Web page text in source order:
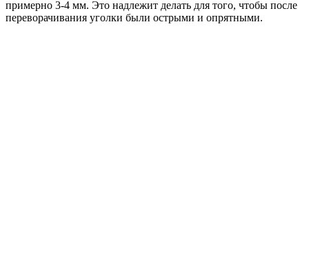
примерно 3-4 мм. Это надлежит делать для того, чтобы после
переворачивания уголки были острыми и опрятными.